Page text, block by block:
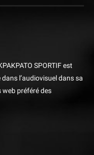
SPORTIF est
l’audiovisuel dans sa
web préféré des